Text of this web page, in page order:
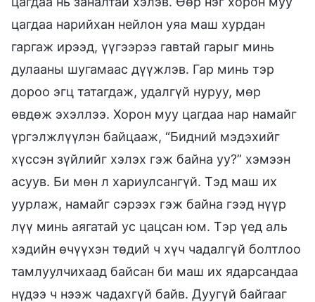
цагдаа нарийхан нейлон уяа маш хурдан
гаргаж ирээд, үүгээрээ гавтай гарыг минь
дулааны шугамаас дүүжлэв. Гар минь тэр
дороо эгц татагдаж, удалгүй нуруу, мөр
өвдөж эхэллээ. Хорон муу цагдаа нар намайг
үргэлжлүүлэн байцааж, “Бидний мэдэхийг
хүссэн зүйлийг хэлэх гэж байна уу?” хэмээн
асуув. Би мөн л хариулсангүй. Тэд маш их
уурлаж, намайг сэрээх гэж байна гээд нүүр
лүү минь аягатай ус цацсан юм. Тэр үед аль
хэдийн өчүүхэн төдий ч хүч чадалгүй болтлоо
тамлуулчихаад байсан би маш их ядарсандаа
нүдээ ч нээж чадахгүй байв. Дуугүй байгааг